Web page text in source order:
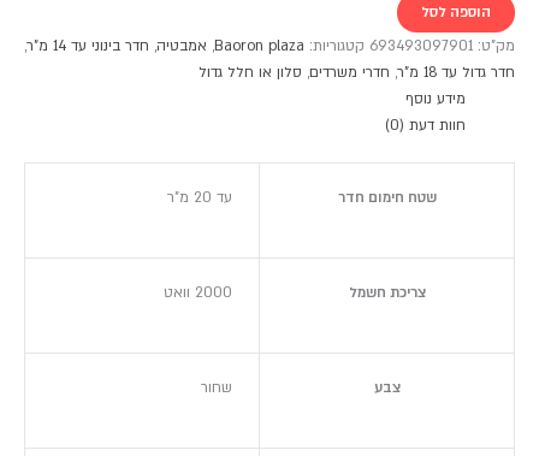
הוספה לסל
מק"ט: 693493097901 קטגוריות: Baoron plaza
, אמבטיה, חדר בינוני עד 14 מ"ר
,
חדר גדול עד 18 מ"ר
, חדרי משרדים, סלון או חלל גדול
מידע נוסף
חוות דעת (0)
שטח חימום חדר עד 20 מ"ר
צריכת חשמל 2000 וואט
צבע שחור